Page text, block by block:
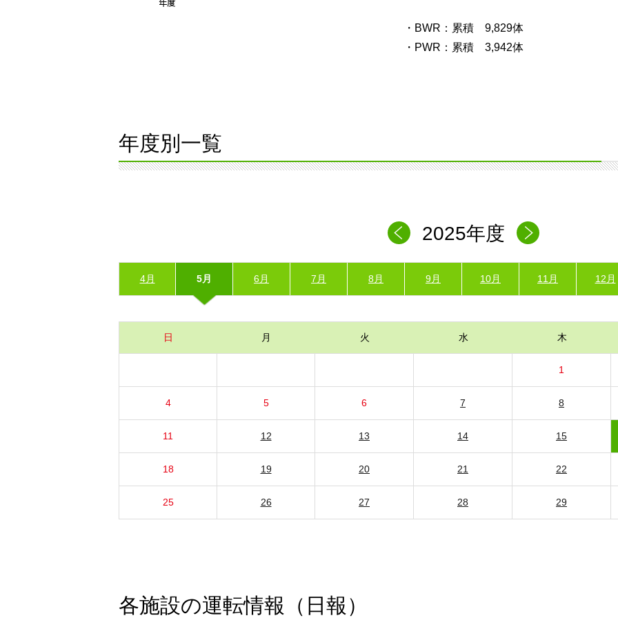
・BWR：累積 9,829体
・PWR：累積 3,942体
年度別一覧
2025年度
4月 5月 6月 7月 8月 9月 10月 11月 12月
日 月 火 水 木
1
4 5 6 7 8
11 12 13 14 15
18 19 20 21 22
25 26 27 28 29
各施設の運転情報（日報）